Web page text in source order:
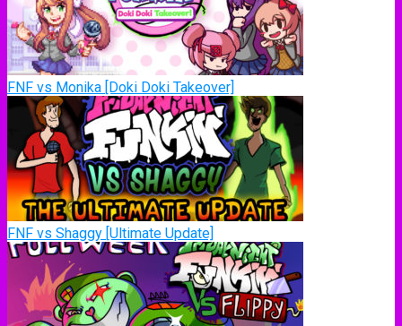
FNF vs Monika [Doki Doki Takeover]
FNF vs Shaggy [Ultimate Update]